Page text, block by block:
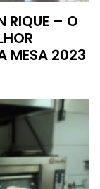
RIQUE – O
MESA 2023